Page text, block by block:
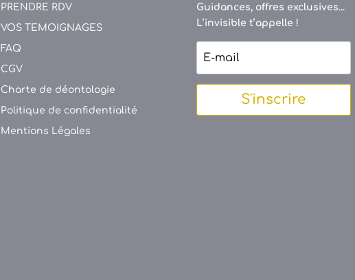
PRENDRE RDV
VOS TEMOIGNAGES
FAQ
CGV
Charte de déontologie
Politique de confidentialité
Mentions Légales
Guidances, offres exclusives...
L’invisible t’appelle !
S'inscrire